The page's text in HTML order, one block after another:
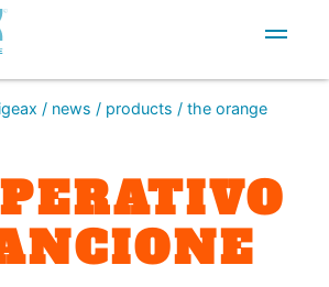
IT
EN
igeax / news / products / the orange